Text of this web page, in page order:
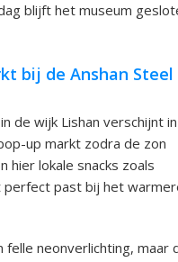
blijft het museum
bij de Anshan Steel
de wijk Lishan verschijnt in
up markt zodra de zon
hier lokale snacks zoals
perfect past bij het
felle neonverlichting, maar